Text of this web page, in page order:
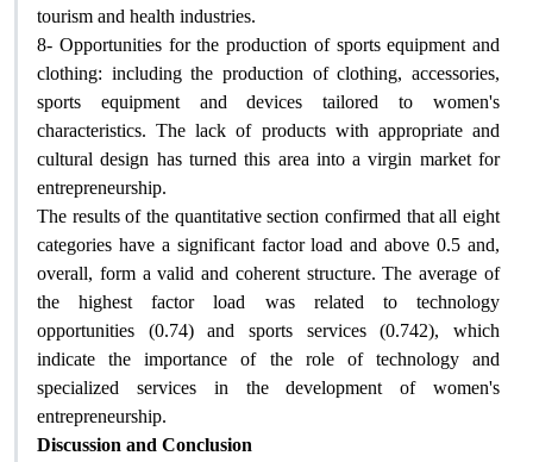
tourism and health industries.
8- Opportunities for the production of sports equipment and
clothing: including the production of clothing, accessories,
sports equipment and devices tailored to women's
characteristics. The lack of products with appropriate and
cultural design has turned this area into a virgin market for
entrepreneurship.
The results of the quantitative section confirmed that all eight
categories have a significant factor load and above 0.5 and,
overall, form a valid and coherent structure. The average of
the highest factor load was related to technology
opportunities (0.74) and sports services (0.742), which
indicate the importance of the role of technology and
specialized services in the development of women's
entrepreneurship.
Discussion and Conclusion